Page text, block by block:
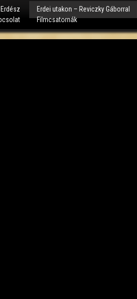
Erdei utakon – Reviczky Gáborral
Filmcsatornák